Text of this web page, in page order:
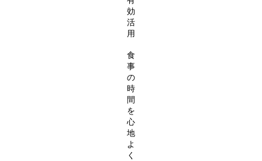
効
活
用
食
事
の
時
間
を
心
地
よ
く